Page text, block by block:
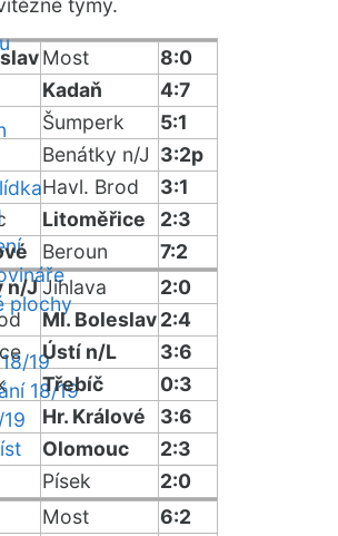
plochy
19
18/19
týmy.
Most
8:0
Kadaň
4:7
Šumperk
5:1
Benátky n/J 3:2p
Havl. Brod
3:1
Litoměřice
2:3
Beroun
7:2
n/JJihlava
2:0
Ml. Boleslav2:4
Ústí n/L
3:6
Třebíč
0:3
Hr. Králové
3:6
Olomouc
2:3
Písek
2:0
Most
6:2